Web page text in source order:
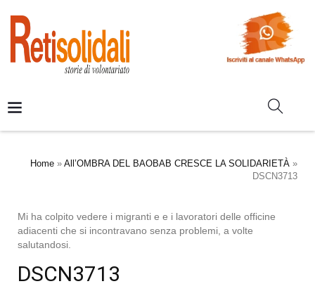
Home » All’OMBRA DEL BAOBAB CRESCE LA SOLIDARIETÀ »
DSCN3713
Mi ha colpito vedere i migranti e e i lavoratori delle officine
adiacenti che si incontravano senza problemi, a volte
salutandosi.
DSCN3713